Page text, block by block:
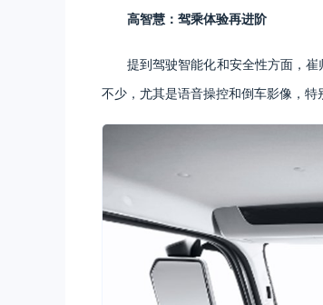
高智慧：驾乘体验再进阶
提到驾驶智能化和安全性方面，
不少，尤其是语音操控和倒车影像，特